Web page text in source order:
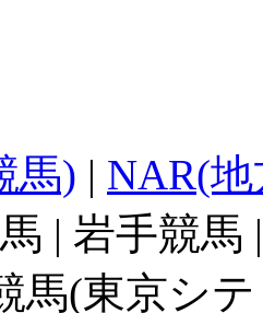
馬) | NAR(
| 岩手競馬
馬(東京シ